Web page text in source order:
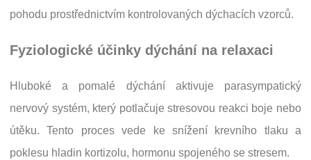
pohodu prostřednictvím kontrolovaných dýchacích vzorců.
Fyziologické účinky dýchání na relaxaci
Hluboké a pomalé dýchání aktivuje parasympatický
nervový systém, který potlačuje stresovou reakci boje nebo
útěku. Tento proces vede ke snížení krevního tlaku a
poklesu hladin kortizolu, hormonu spojeného se stresem.